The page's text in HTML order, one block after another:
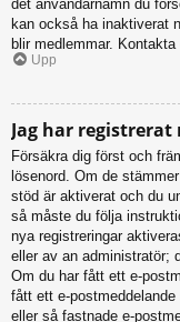
det användarnamn du
kan också ha inaktiverat
blir medlemmar.
Upp
Jag har
Försäkra dig först och
lösenord. Om de
stöd är aktiverat och du
så måste du följa
nya registreringar
eller av an administratör;
Om du har fått ett e-
fått ett e-
eller så fastnade e-